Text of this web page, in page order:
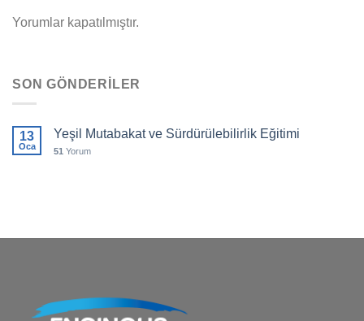
SON GÖNDERILER
13
Oca
Yeşil Mutabakat ve Sürdürülebilirlik Eğitimi
51 Yorum
Yorumlar kapatılmıştır.